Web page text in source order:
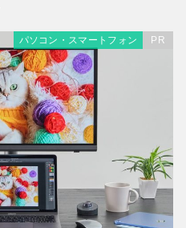
パソコン・スマートフォン PR